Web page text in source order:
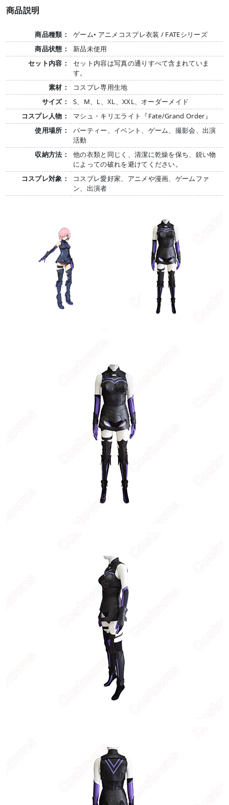
商品説明
商品種類：
ゲーム• アニメコスプレ衣装 / FATEシリーズ
商品状態：
新品未使用
セット内容：
セット内容は写真の通りすべて含まれていま
す。
素材：
コスプレ専用生地
サイズ：
S、M、L、XL、XXL、オーダーメイド
コスプレ人物：
マシュ・キリエライト『Fate/Grand Order』
使用場所：
パーティー、イベント、ゲーム、撮影会、出演
活動
収納方法：
他の衣類と同じく、清潔に乾燥を保ち、鋭い物
によっての破れを避けてください。
コスプレ対象：
コスプレ愛好家、アニメや漫画、ゲームファ
ン、出演者